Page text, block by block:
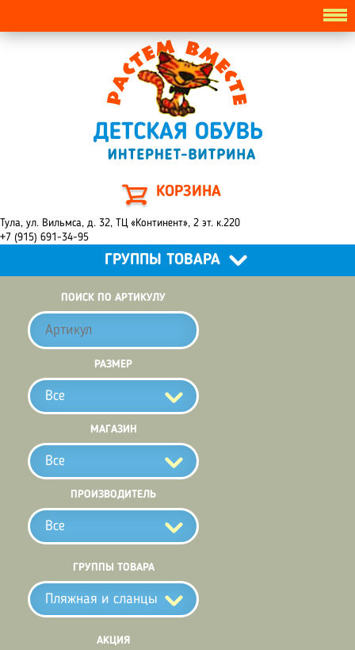
КОРЗИНА
Тула, ул. Вильмса, д. 32, ТЦ «Континент», 2 эт. к.220
+7 (915) 691-34-95
ГРУППЫ ТОВАРА
ПОИСК ПО АРТИКУЛУ
РАЗМЕР
Все
МАГАЗИН
Все
ПРОИЗВОДИТЕЛЬ
Все
ГРУППЫ ТОВАРА
Пляжная и сланцы
АКЦИЯ